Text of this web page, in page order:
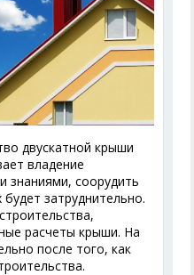
двускатной крыши
владение
знаниями, соорудить
затруднительно.
расчеты крыши. На
после того, как